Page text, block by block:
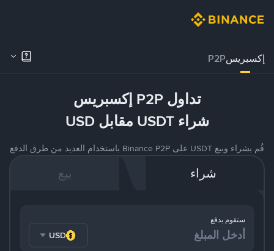
إكسبريسP2P
تداول P2P إكسبريس
شراء USDT مقابل USD
قُم بشراء وبيع USDT على Binance P2P باستخدام العديد من طرق الدفع
شراء بيع
ستقوم بدفع
USD